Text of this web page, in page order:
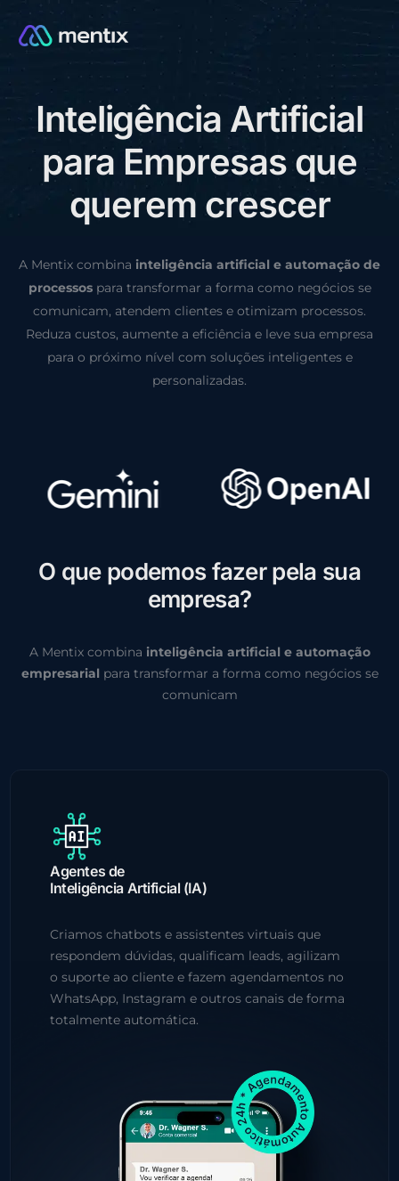
Inteligência Artificial
para Empresas que
querem crescer
A Mentix combina inteligência artificial e automação de
processospara transformar a forma como negócios se
comunicam, atendem clientes e otimizam processos.
Reduza custos, aumente a eficiência e leve sua empresa
para o próximo nível com soluções inteligentes e
personalizadas.
O que podemos fazer pela sua
empresa?
A Mentix combina inteligência artificial e automação
empresarial para transformar a forma como negócios se
comunicam
Agentes de
Inteligência Artificial (IA)
Criamos chatbots e assistentes virtuais que
respondem dúvidas, qualificam leads, agilizam
o suporte ao cliente e fazem agendamentos no
WhatsApp, Instagram e outros canais de forma
totalmente automática.
CONSULTORIA GRÁTIS